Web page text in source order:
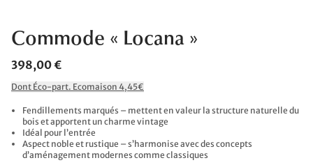
Commode « Locana »
398,00 €
Dont Éco-part. Ecomaison 4,45€
Fendillements marqués – mettent en valeur la structure naturelle du
bois et apportent un charme vintage
Idéal pour l’entrée
Aspect noble et rustique – s’harmonise avec des concepts
d’aménagement modernes comme classiques